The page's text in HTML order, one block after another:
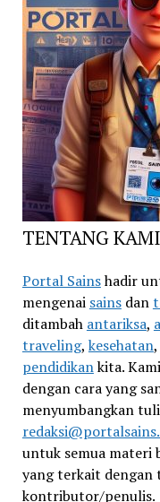
TENTANG KAMI
Portal Sainshadir
mengenai sainsdan
ditambah antariksa,
traveling, kesehatan,
pendidikankita.
dengan cara yang
menyumbangkan
untuk semua materi
yang terkait
kontributor/penulis.